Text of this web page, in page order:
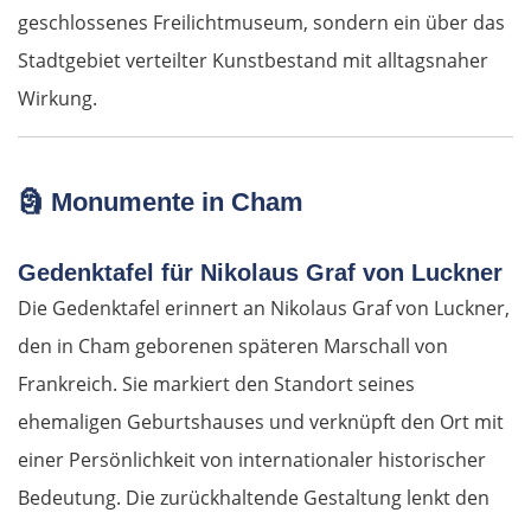
geschlossenes Freilichtmuseum, sondern ein über das
Stadtgebiet verteilter Kunstbestand mit alltagsnaher
Wirkung.
🗿 Monumente in Cham
Gedenktafel für Nikolaus Graf von Luckner
Die Gedenktafel erinnert an Nikolaus Graf von Luckner,
den in Cham geborenen späteren Marschall von
Frankreich. Sie markiert den Standort seines
ehemaligen Geburtshauses und verknüpft den Ort mit
einer Persönlichkeit von internationaler historischer
Bedeutung. Die zurückhaltende Gestaltung lenkt den